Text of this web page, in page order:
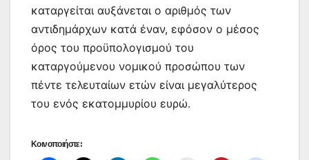
καταργείται αυξάνεται ο αριθμός των
αντιδημάρχων κατά έναν, εφόσον ο μέσος
όρος του προϋπολογισμού του
καταργούμενου νομικού προσώπου των
πέντε τελευταίων ετών είναι μεγαλύτερος
του ενός εκατομμυρίου ευρώ.
Κοινοποιήστε: